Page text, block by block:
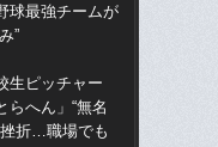
球最強チームが
”
生ピッチャー
らへん」“無名
折…職場でも